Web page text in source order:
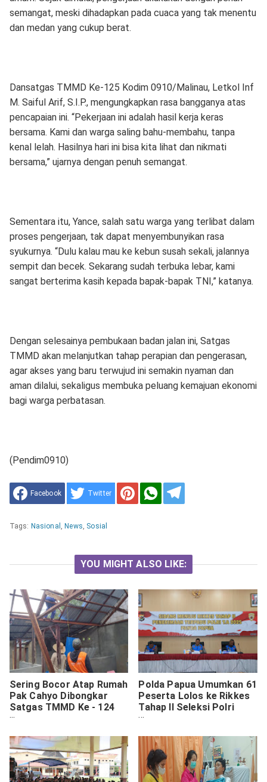
semangat, meski dihadapkan pada cuaca yang tak menentu
dan medan yang cukup berat.
Dansatgas TMMD Ke-125 Kodim 0910/Malinau, Letkol Inf
M. Saiful Arif, S.I.P., mengungkapkan rasa bangganya atas
pencapaian ini. “Pekerjaan ini adalah hasil kerja keras
bersama. Kami dan warga saling bahu-membahu, tanpa
kenal lelah. Hasilnya hari ini bisa kita lihat dan nikmati
bersama,” ujarnya dengan penuh semangat.
Sementara itu, Yance, salah satu warga yang terlibat dalam
proses pengerjaan, tak dapat menyembunyikan rasa
syukurnya. “Dulu kalau mau ke kebun susah sekali, jalannya
sempit dan becek. Sekarang sudah terbuka lebar, kami
sangat berterima kasih kepada bapak-bapak TNI,” katanya.
Dengan selesainya pembukaan badan jalan ini, Satgas
TMMD akan melanjutkan tahap perapian dan pengerasan,
agar akses yang baru terwujud ini semakin nyaman dan
aman dilalui, sekaligus membuka peluang kemajuan ekonomi
bagi warga perbatasan.
(Pendim0910)
Facebook Twitter
Tags: Nasional , News, Sosial
YOU MIGHT ALSO LIKE:
Sering Bocor Atap Rumah
Pak Cahyo Dibongkar
Satgas TMMD Ke - 124
Kodim 1009/Tanah Laut
Polda Papua Umumkan 61
Peserta Lolos ke Rikkes
Tahap II Seleksi Polri
2025